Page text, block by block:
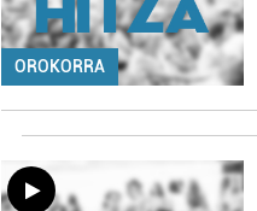
OROKORRA